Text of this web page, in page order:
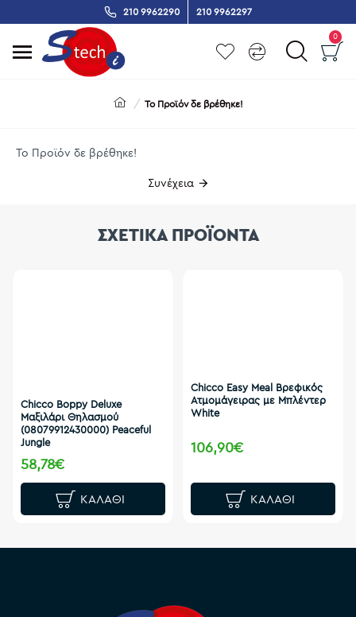
210 9962290 210 9962297
0
Το Προϊόν δε βρέθηκε!
Το Προϊόν δε βρέθηκε!
Συνέχεια
ΣΧΕΤΙΚΑ ΠΡΟΪΟΝΤΑ
Chicco Boppy Deluxe
Μαξιλάρι Θηλασμού
(08079912430000) Peaceful
Jungle
58,78€
ΚΑΛΆΘΙ
Chicco Easy Meal Βρεφικός
Ατμομάγειρας με Μπλέντερ
White
106,90€
ΚΑΛΆΘΙ